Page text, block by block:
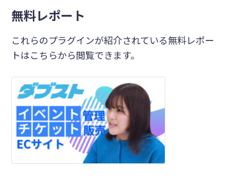
無料レポート
これらのプラグインが紹介されている無料レポー
トはこちらから閲覧できます。